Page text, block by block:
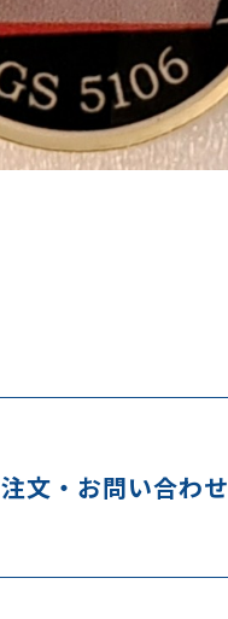
注文・お問い合わせ